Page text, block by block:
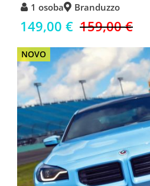
1 osoba Branduzzo
149,00 € 159,00 €
NOVO